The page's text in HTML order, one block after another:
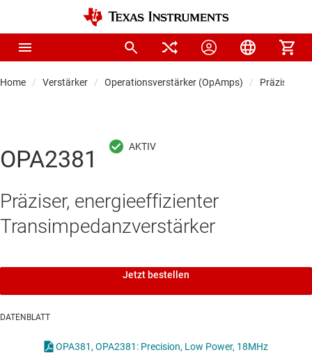
Home Verstärker Operationsverstärker (OpAmps)
OPA2381
Präziser, energieeffizienter
Transimpedanzverstärker
Jetzt bestellen
DATENBLATT
OPA381, OPA2381: Precision, Low Power, 18MHz